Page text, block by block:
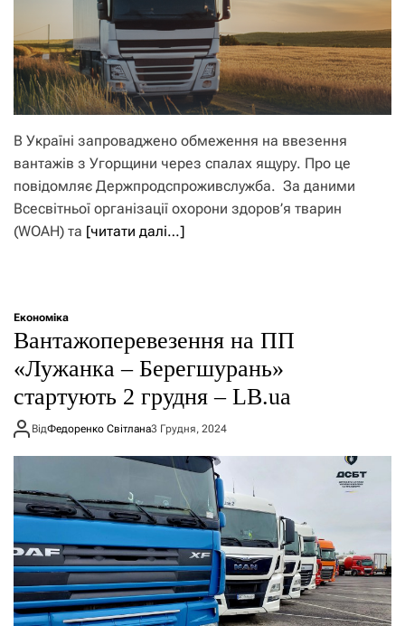
В Україні запроваджено обмеження на ввезення
вантажів з Угорщини через спалах ящуру. Про це
повідомляє Держпродспроживслужба. За даними
Всесвітньої організації охорони здоров’я тварин
(WOAH) та [читати далі…]
Економіка
Вантажоперевезення на ПП
«Лужанка – Берегшурань»
стартують 2 грудня – LB.ua
ВідФедоренко Світлана3 Грудня, 2024